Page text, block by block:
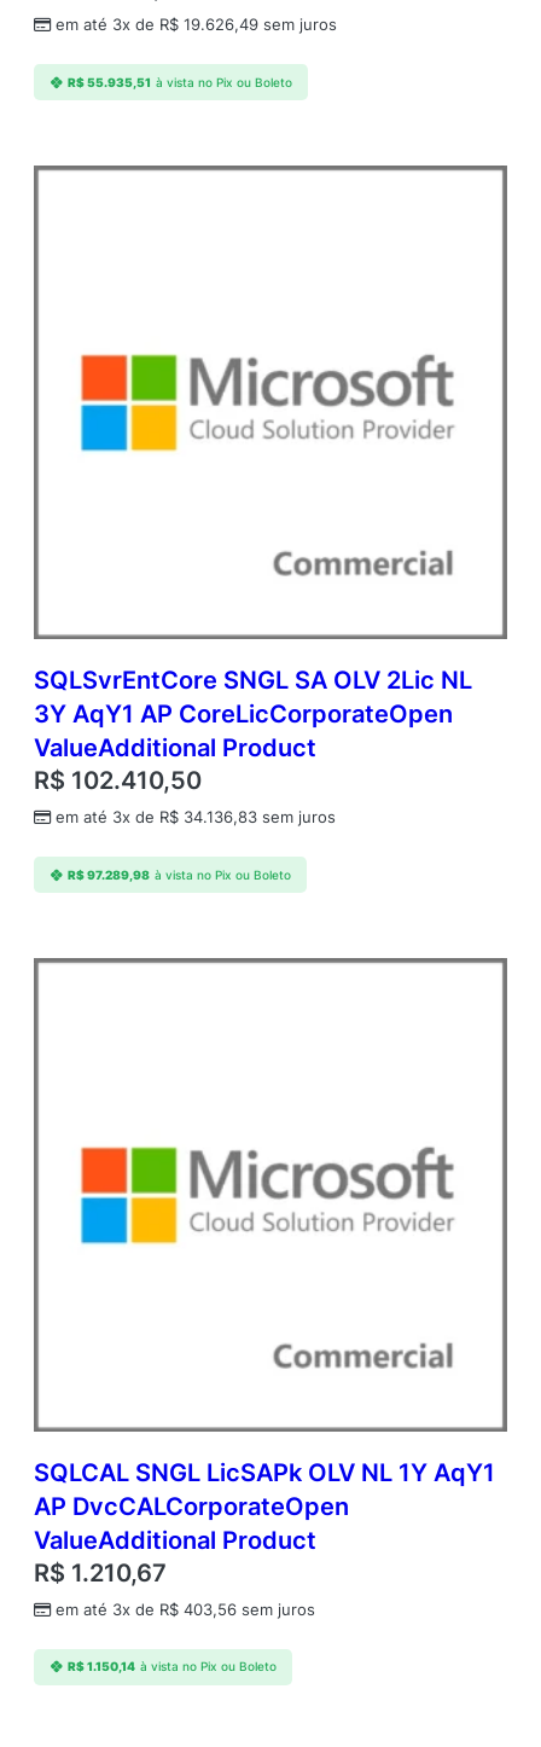
d
em até 3x de R$ 19.626,49 sem juros
R$55.935,51 à vista no Pix ou Boleto
SQLSvrEntCore SNGL SA OLV 2Lic NL
3Y AqY1 AP CoreLicCorporateOpen
ValueAdditional Product
R$ 102.410,50
em até 3x de R$ 34.136,83 sem juros
R$97.289,98 à vista no Pix ou Boleto
SQLCAL SNGL LicSAPk OLV NL 1Y AqY1
AP DvcCALCorporateOpen
ValueAdditional Product
R$ 1.210,67
em até 3x de R$ 403,56 sem juros
R$1.150,14 à vista no Pix ou Boleto